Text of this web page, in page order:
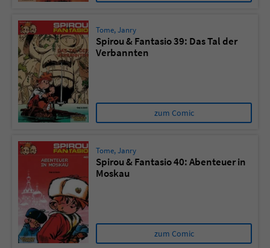
Tome,Janry
Spirou & Fantasio 39: Das Tal der
Verbannten
zum Comic
Tome,Janry
Spirou & Fantasio 40: Abenteuer in
Moskau
zum Comic